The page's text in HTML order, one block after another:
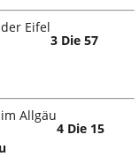
3 Die 57
4 Die 15